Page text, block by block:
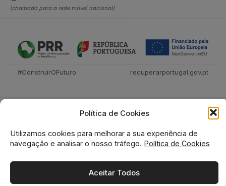
Política de Cookies
Utilizamos cookies para melhorar a sua experiência de
navegação e analisar o nosso tráfego. Política de Cookies
Aceitar Todos
(chamada para a rede móvel nacional)
#ConstruirOFuturo recuperarportugal.gov.pt